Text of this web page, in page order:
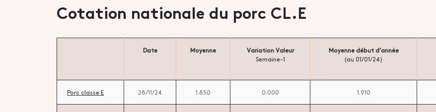
Cotation nationale du porc CL.E
Date Moyenne
Variation Valeur
Semaine-1
Moyenne début d'année
(au 01/01/24)
Porc classe E 28/11/24 1.850 0.000 1.910